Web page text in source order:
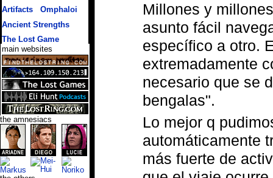
Millones y
asunto fácil
específico a otro.
extremadamente
necesario que se
bengalas".
Lo mejor q
automáticamente
más fuerte de
Artifacts/ Omphaloi
Ancient Strengths
The Lost Game
main websites
the amnesiacs